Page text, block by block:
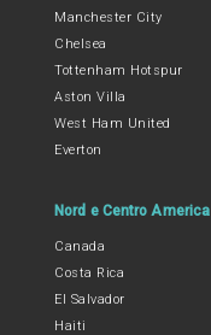
Manchester City
Chelsea
Tottenham Hotspur
Aston Villa
West Ham United
Everton
Nord e Centro America
Canada
Costa Rica
El Salvador
Haiti